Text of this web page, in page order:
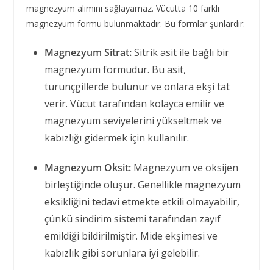
magnezyum alımını sağlayamaz. Vücutta 10 farklı
magnezyum formu bulunmaktadır. Bu formlar şunlardır:
Magnezyum Sitrat:Sitrik asit ile bağlı bir
magnezyum formudur. Bu asit,
turunçgillerde bulunur ve onlara ekşi tat
verir. Vücut tarafından kolayca emilir ve
magnezyum seviyelerini yükseltmek ve
kabızlığı gidermek için kullanılır.
Magnezyum Oksit:Magnezyum ve oksijen
birleştiğinde oluşur. Genellikle magnezyum
eksikliğini tedavi etmekte etkili olmayabilir,
çünkü sindirim sistemi tarafından zayıf
emildiği bildirilmiştir. Mide ekşimesi ve
kabızlık gibi sorunlara iyi gelebilir.